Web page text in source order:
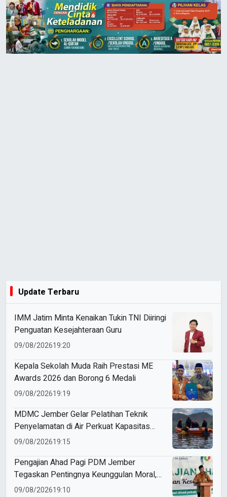
Update Terbaru
IMM Jatim Minta Kenaikan Tukin TNI Diiringi
Penguatan Kesejahteraan Guru
09/08/202619:20
Kepala Sekolah Muda Raih Prestasi ME
Awards 2026 dan Borong 6 Medali
09/08/202619:19
MDMC Jember Gelar Pelatihan Teknik
Penyelamatan di Air Perkuat Kapasitas
Relawan Muhammadiyah
09/08/202619:15
Pengajian Ahad Pagi PDM Jember
Tegaskan Pentingnya Keunggulan Moral,
Akidah, dan Kemandirian Ekonomi
09/08/202619:10